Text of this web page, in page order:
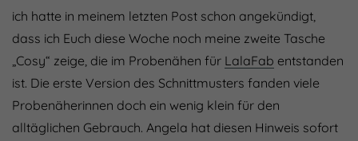
ich hatte in meinem letzten Post schon angekündigt,
dass ich Euch diese Woche noch meine zweite Tasche
„Cosy“ zeige, die im Probenähen für LalaFab entstanden
ist. Die erste Version des Schnittmusters fanden viele
Probenäherinnen doch ein wenig klein für den
alltäglichen Gebrauch. Angela hat diesen Hinweis sofort